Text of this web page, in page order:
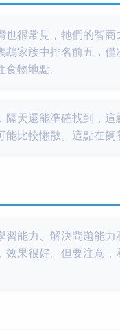
很常見，牠們的智
家族中排名前五，
物地點。
天還能準確找到，
比較懶散。這點在飼
能力、解決問題能
果很好。但要注意